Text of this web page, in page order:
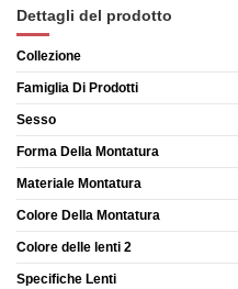
Dettagli del prodotto
Collezione
Famiglia Di Prodotti
Sesso
Forma Della Montatura
Materiale Montatura
Colore Della Montatura
Colore delle lenti 2
Specifiche Lenti